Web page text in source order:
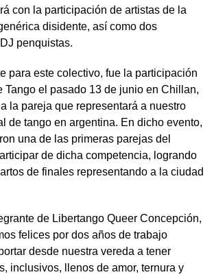
con la participación de artistas de la
disidente, así como dos
penquistas.
para este colectivo, fue la participación
Tango el pasado 13 de junio en Chillan,
la pareja que representará a nuestro
de tango en argentina. En dicho evento,
una de las primeras parejas del
de dicha competencia, logrando
de finales representando a la ciudad
de Libertango Queer Concepción,
felices por dos años de trabajo
desde nuestra vereda a tener
inclusivos, llenos de amor, ternura y